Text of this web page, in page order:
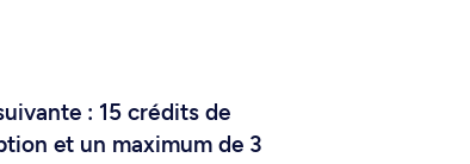
: 15 crédits de
et un maximum de 3